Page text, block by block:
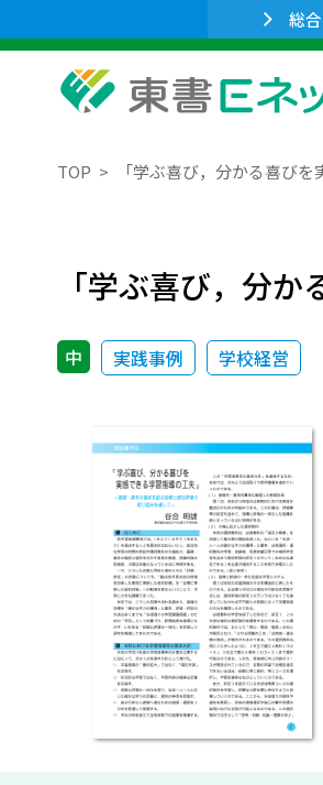
総
TOP 「学ぶ喜び，分かる喜びを
「学ぶ喜び，分
中 実践事例 学校経営